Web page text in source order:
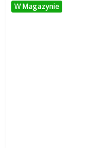
W Magazynie